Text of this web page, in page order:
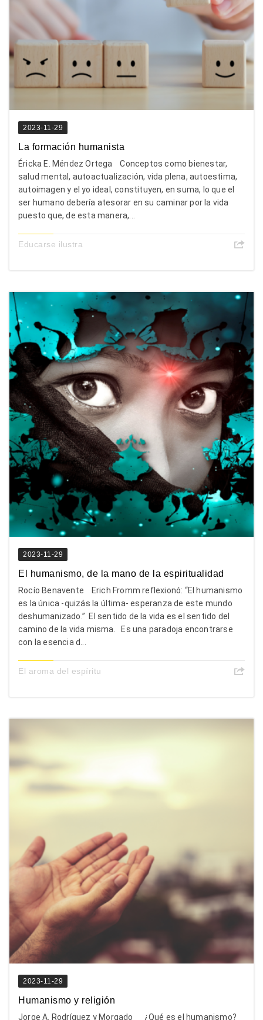
2023-11-29
La formación humanista
Éricka E. Méndez Ortega Conceptos como bienestar,
salud mental, autoactualización, vida plena, autoestima,
autoimagen y el yo ideal, constituyen, en suma, lo que el
ser humano debería atesorar en su caminar por la vida
puesto que, de esta manera,...
Educarse ilustra
2023-11-29
El humanismo, de la mano de la espiritualidad
Rocío Benavente Erich Fromm reflexionó: “El humanismo
es la única -quizás la última- esperanza de este mundo
deshumanizado.” El sentido de la vida es el sentido del
camino de la vida misma. Es una paradoja encontrarse
con la esencia d...
El aroma del espíritu
2023-11-29
Humanismo y religión
Jorge A. Rodríguez y Morgado ¿Qué es el humanismo?